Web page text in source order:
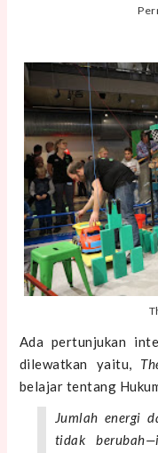
Ada pertunjukan
dilewatkan yaitu,
belajar tentang
Jumlah energi
tidak